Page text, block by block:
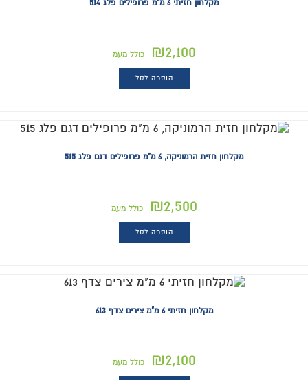
מקלחון חזיתי 6 מ"מ פרופילים פלג 514
₪2,100 כולל מעמ
הוספה לסל
מקלחון חזית הרמוניקה, 6 מ"מ פרופילים דגם פלג 515
₪2,500 כולל מעמ
הוספה לסל
מקלחון חזיתי 6 מ"מ צירים צדף 613
₪2,100 כולל מעמ